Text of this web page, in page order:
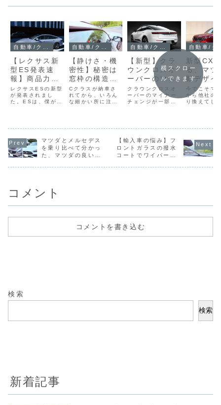
【レクサス新
型ES発表速
報】商品力を
大胆に磨いて
きましたね
レクサスESの新型
が発表されまし
た。ESは、僕がC
は正直に言ってあ
ったのですが、今
回のフルモデルチ
ェンジではかなり
大胆なやり方で商
品力を磨いてきま
【静けさ・機
密性】秘密は
窓枠の構造に
あり(Cクラ
ス/W206)
Cクラスが納車さ
れてから、いろん
な細かい所に注目
のひとつが、窓で
ラス（遮音ガラ
ス・アコースティ
ックガラス）にな
っているわけでは
ないのですが、そ
【新型】クラ
ウンクロスオ
ーバーのマイ
ナーチェンジ
前後を比較｜
挑戦的デザイ
クラウンクロスオ
ーバーのマイナー
チェンジが一部発
わったか、デザイ
きましょう。（な
お、特段の但し書
きがない限り、本
記事内の画像は上
記Response.jp
新型CX-
る、マツ
動デザイ
変遷
今でこそマ
から他社の
り換えてし
ていました
インに魅力
じ、それが
となってマ
で、マツダ
横スクロー
ルできます
マツダとメルセデス
を乗り比べて分かっ
た、マツダの良いと
【輸入車の悩み】フ
ロントガラスの撥水
コートでワイパーが
コメント
コメントを書き込む
検索
検索
新着記事